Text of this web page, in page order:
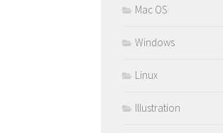
Mac OS
Windows
Linux
Illustration